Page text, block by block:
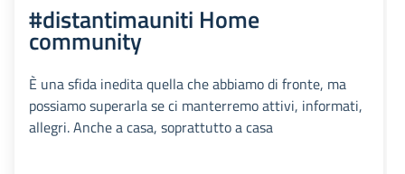
#distantimauniti Home
community
È una sfida inedita quella che abbiamo di fronte, ma
possiamo superarla se ci manterremo attivi, informati,
allegri. Anche a casa, soprattutto a casa